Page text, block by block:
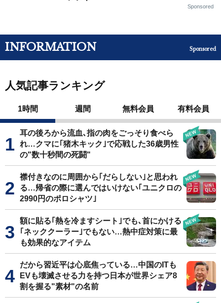
Sponsored
INFORMATION Sponsored
人気記事ランキング
1時間 週間 無料会員 有料会員
耳の後ろから流血､指の肉をごっそり食べら
れ…クマに｢猪木キック｣で応戦した36歳男性
の"数十秒間の死闘"
襟付きなのに周囲から｢だらしない｣と思われ
る…帰省の際に選んではいけない｢ユニクロの
2990円のポロシャツ｣
額に貼る｢熱を冷ますシート｣でも､首にかける
｢ネッククーラー｣でもない…熱中症対策に最
も効果的なアイテム
だから習近平は心底焦っている…中国のITも
EVも壊滅させる力を持つ日本が世界シェア8
割を握る"素材"の名前